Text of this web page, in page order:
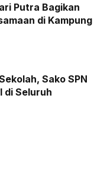
Putra Bagikan
di Kampung
Sako SPN
di Seluruh